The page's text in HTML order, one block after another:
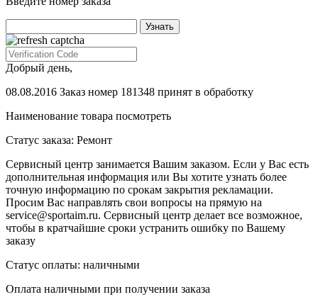
Добрый день,
08.08.2016 Заказ номер 181348 принят в обработку
Наименование товара посмотреть
Статус заказа: Ремонт
Сервисный центр занимается Вашим заказом. Если у Вас есть
дополнительная информация или Вы хотите узнать более
точную информацию по срокам закрытия рекламации.
Просим Вас направлять свои вопросы на прямую на
service@sportaim.ru. Сервисный центр делает все возможное,
чтобы в кратчайшие сроки устранить ошибку по Вашему
заказу
Статус оплаты: наличными
Оплата наличными при получении заказа